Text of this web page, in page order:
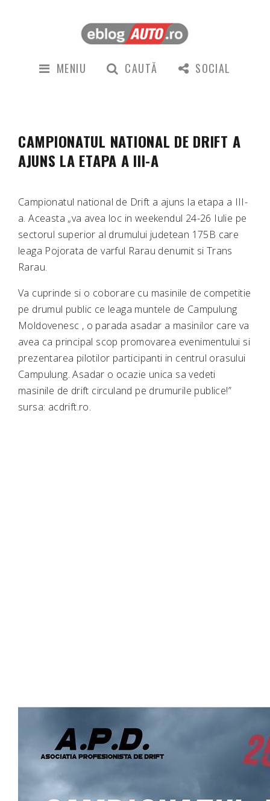
MENIU CAUTĂ SOCIAL
CAMPIONATUL NATIONAL DE DRIFT A
AJUNS LA ETAPA A III-A
Campionatul national de Drift a ajuns la etapa a III-
a. Aceasta „va avea loc in weekendul 24-26 Iulie pe
sectorul superior al drumului judetean 175B care
leaga Pojorata de varful Rarau denumit si Trans
Rarau.
Va cuprinde si o coborare cu masinile de competitie
pe drumul public ce leaga muntele de Campulung
Moldovenesc , o parada asadar a masinilor care va
avea ca principal scop promovarea evenimentului si
prezentarea pilotilor participanti in centrul orasului
Campulung. Asadar o ocazie unica sa vedeti
masinile de drift circuland pe drumurile publice!”
sursa: acdrift.ro.